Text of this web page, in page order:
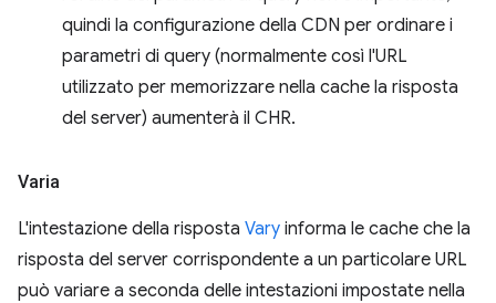
quindi la configurazione della CDN per ordinare i
parametri di query (normalmente così l'URL
utilizzato per memorizzare nella cache la risposta
del server) aumenterà il CHR.
Varia
L'intestazione della risposta Vary informa le cache che la
risposta del server corrispondente a un particolare URL
può variare a seconda delle intestazioni impostate nella